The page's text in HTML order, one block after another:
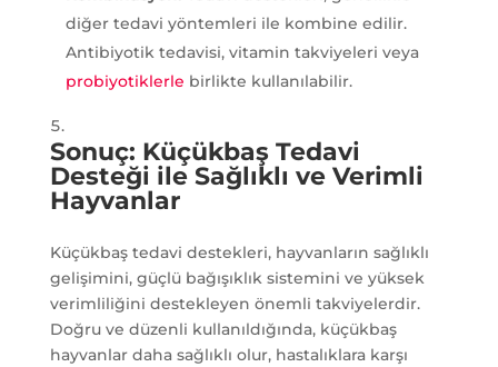
diğer tedavi yöntemleri ile kombine edilir.
Antibiyotik tedavisi, vitamin takviyeleri veya
probiyotiklerle birlikte kullanılabilir.
Sonuç: Küçükbaş Tedavi
Desteği ile Sağlıklı ve Verimli
Hayvanlar
Küçükbaş tedavi destekleri, hayvanların sağlıklı
gelişimini, güçlü bağışıklık sistemini ve yüksek
verimliliğini destekleyen önemli takviyelerdir.
Doğru ve düzenli kullanıldığında, küçükbaş
hayvanlar daha sağlıklı olur, hastalıklara karşı